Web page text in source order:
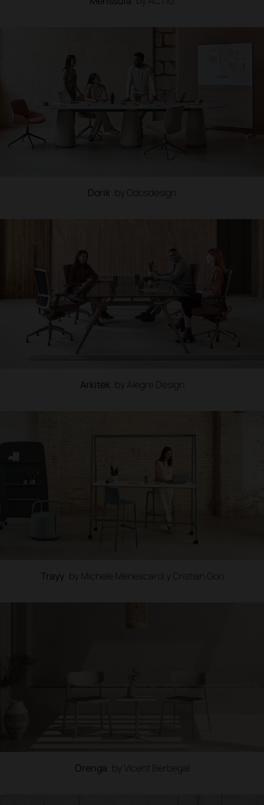
Dorik by Odosdesign
Arkitek by Alegre Design
Trayy by Michele Menescardi y Cristian Gori
Orenga by Vicent Berbegal